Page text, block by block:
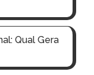
Qual Gera